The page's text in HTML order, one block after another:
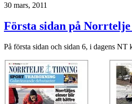
30 mars, 2011
Första sidan på
På första sidan och sidan 6, i dagens NT